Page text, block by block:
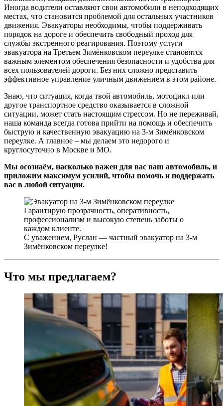
Иногда водители оставляют свои автомобили в неподходящих
местах, что становится проблемой для остальных участников
движения. Эвакуаторы необходимы, чтобы поддерживать
порядок на дороге и обеспечить свободный проход для
службы экстренного реагирования. Поэтому услуги
эвакуатора на Третьем Зимёнковском переулке становятся
важным элементом обеспечения безопасности и удобства для
всех пользователей дороги. Без них сложно представить
эффективное управление уличным движением в этом районе.
Знаю, что ситуация, когда твой автомобиль, мотоцикл или
другое транспортное средство оказывается в сложной
ситуации, может стать настоящим стрессом. Но не переживай,
наша команда всегда готова прийти на помощь и обеспечить
быструю и качественную эвакуацию на 3-м Зимёнковском
переулке. А главное – мы делаем это недорого и
круглосуточно в Москве и МО.
Мы осознаём, насколько важен для вас ваш автомобиль, и
приложим максимум усилий, чтобы помочь и поддержать
вас в любой ситуации.
Гарантирую прозрачность, оперативность,
профессионализм и высокую степень заботы о
каждом клиенте.
С уважением, Руслан — частный эвакуатор на 3-м
Зимёнковском переулке!
Что мы предлагаем?